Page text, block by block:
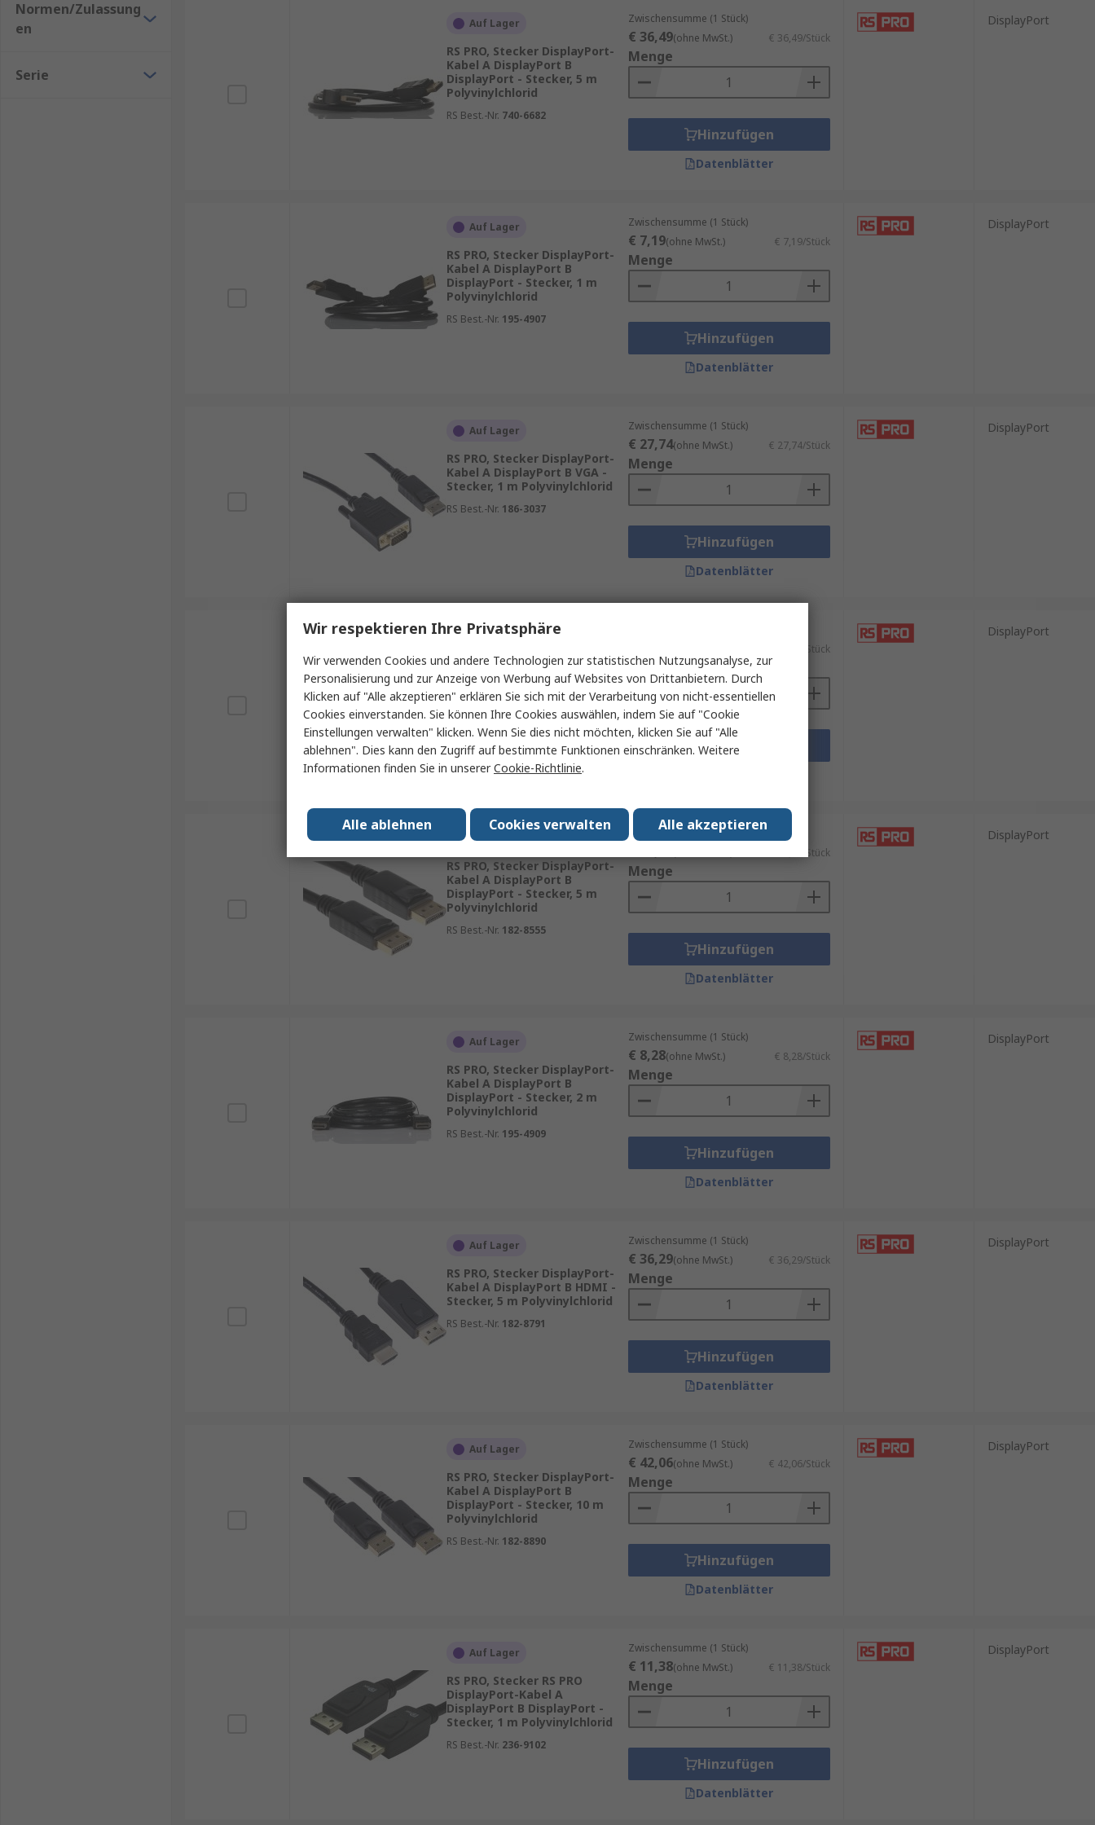
Normen/Zulassung
en
Serie
Auf Lager
RS PRO, Stecker DisplayPort-
Kabel A DisplayPort B
DisplayPort - Stecker, 5 m
Polyvinylchlorid
RS Best.-Nr. 740-6682
Zwischensumme (1 Stück)
€ 36,49(ohne MwSt.) € 36,49/Stück
Menge
Hinzufügen
Datenblätter
DisplayPort
Auf Lager
RS PRO, Stecker DisplayPort-
Kabel A DisplayPort B
DisplayPort - Stecker, 1 m
Polyvinylchlorid
RS Best.-Nr. 195-4907
Zwischensumme (1 Stück)
€ 7,19(ohne MwSt.) € 7,19/Stück
Menge
Hinzufügen
Datenblätter
DisplayPort
Auf Lager
RS PRO, Stecker DisplayPort-
Kabel A DisplayPort B VGA -
Stecker, 1 m Polyvinylchlorid
RS Best.-Nr. 186-3037
Zwischensumme (1 Stück)
€ 27,74(ohne MwSt.) € 27,74/Stück
Menge
Hinzufügen
Datenblätter
DisplayPort
Auf Lager
RS PRO, Stecker CDLDPMF
DisplayPort-Kabel A
DisplayPort B DisplayPort -
Buchse, 3 m Polyvinylchlorid
RS Best.-Nr. 286-3302
€ 16,10/Stück
Menge
Hinzufügen
DisplayPort
Auf Lager
RS PRO, Stecker DisplayPort-
Kabel A DisplayPort B
DisplayPort - Stecker, 5 m
Polyvinylchlorid
RS Best.-Nr. 182-8555
Zwischensumme (1 Stück)
€ 33,12/Stück
Menge
Hinzufügen
Datenblätter
DisplayPort
Auf Lager
RS PRO, Stecker DisplayPort-
Kabel A DisplayPort B
DisplayPort - Stecker, 2 m
Polyvinylchlorid
RS Best.-Nr. 195-4909
Zwischensumme (1 Stück)
€ 8,28(ohne MwSt.) € 8,28/Stück
Menge
Hinzufügen
Datenblätter
DisplayPort
Auf Lager
RS PRO, Stecker DisplayPort-
Kabel A DisplayPort B HDMI -
Stecker, 5 m Polyvinylchlorid
RS Best.-Nr. 182-8791
Zwischensumme (1 Stück)
€ 36,29(ohne MwSt.) € 36,29/Stück
Menge
Hinzufügen
Datenblätter
DisplayPort
Auf Lager
RS PRO, Stecker DisplayPort-
Kabel A DisplayPort B
DisplayPort - Stecker, 10 m
Polyvinylchlorid
RS Best.-Nr. 182-8890
Zwischensumme (1 Stück)
€ 42,06(ohne MwSt.) € 42,06/Stück
Menge
Hinzufügen
Datenblätter
DisplayPort
Auf Lager
RS PRO, Stecker RS PRO
DisplayPort-Kabel A
DisplayPort B DisplayPort -
Stecker, 1 m Polyvinylchlorid
RS Best.-Nr. 236-9102
Zwischensumme (1 Stück)
€ 11,38(ohne MwSt.) € 11,38/Stück
Menge
Hinzufügen
Datenblätter
DisplayPort
Wir respektieren Ihre Privatsphäre
Wir verwenden Cookies und andere Technologien zur statistischen Nutzungsanalyse, zur
Personalisierung und zur Anzeige von Werbung auf Websites von Drittanbietern. Durch
Klicken auf "Alle akzeptieren" erklären Sie sich mit der Verarbeitung von nicht-essentiellen
Cookies einverstanden. Sie können Ihre Cookies auswählen, indem Sie auf "Cookie
Einstellungen verwalten" klicken. Wenn Sie dies nicht möchten, klicken Sie auf "Alle
ablehnen". Dies kann den Zugriff auf bestimmte Funktionen einschränken. Weitere
Informationen finden Sie in unsererCookie-Richtlinie.
Alle akzeptieren
Cookies verwalten
Alle ablehnen